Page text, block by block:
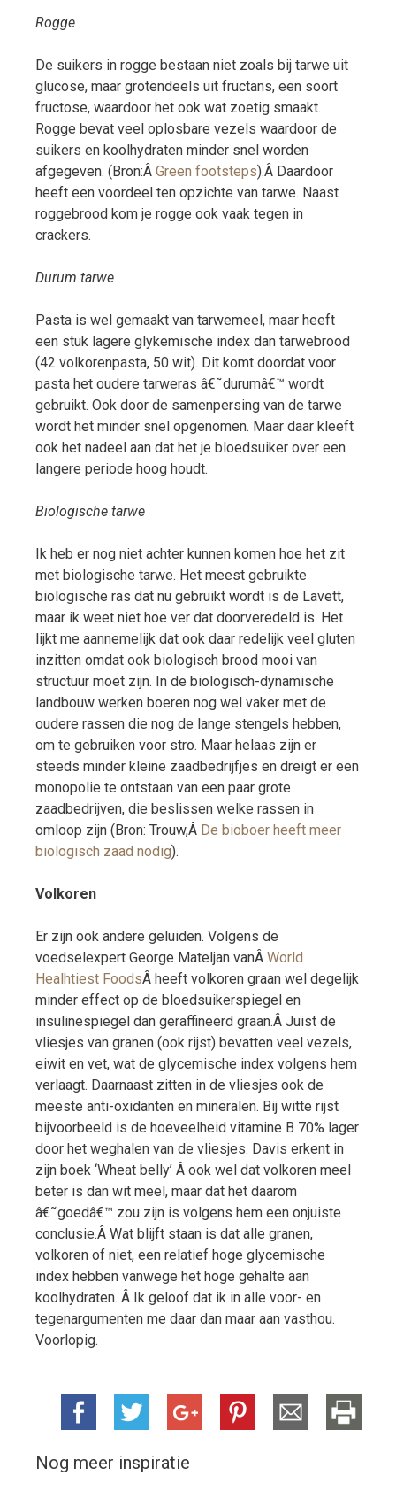
Rogge
De suikers in rogge bestaan niet zoals bij tarwe uit
glucose, maar grotendeels uit fructans, een soort
fructose, waardoor het ook wat zoetig smaakt.
Rogge bevat veel oplosbare vezels waardoor de
suikers en koolhydraten minder snel worden
afgegeven. (Bron:Â Green footsteps).Â Daardoor
heeft een voordeel ten opzichte van tarwe. Naast
roggebrood kom je rogge ook vaak tegen in
crackers.
Durum tarwe
Pasta is wel gemaakt van tarwemeel, maar heeft
een stuk lagere glykemische index dan tarwebrood
(42 volkorenpasta, 50 wit). Dit komt doordat voor
pasta het oudere tarweras â€˜durumâ€™ wordt
gebruikt. Ook door de samenpersing van de tarwe
wordt het minder snel opgenomen. Maar daar kleeft
ook het nadeel aan dat het je bloedsuiker over een
langere periode hoog houdt.
Biologische tarwe
Ik heb er nog niet achter kunnen komen hoe het zit
met biologische tarwe. Het meest gebruikte
biologische ras dat nu gebruikt wordt is de Lavett,
maar ik weet niet hoe ver dat doorveredeld is. Het
lijkt me aannemelijk dat ook daar redelijk veel gluten
inzitten omdat ook biologisch brood mooi van
structuur moet zijn. In de biologisch-dynamische
landbouw werken boeren nog wel vaker met de
oudere rassen die nog de lange stengels hebben,
om te gebruiken voor stro. Maar helaas zijn er
steeds minder kleine zaadbedrijfjes en dreigt er een
monopolie te ontstaan van een paar grote
zaadbedrijven, die beslissen welke rassen in
omloop zijn (Bron: Trouw,Â De bioboer heeft meer
biologisch zaad nodig).
Volkoren
Er zijn ook andere geluiden. Volgens de
voedselexpert George Mateljan vanÂ World
Healhtiest FoodsÂ heeft volkoren graan wel degelijk
minder effect op de bloedsuikerspiegel en
insulinespiegel dan geraffineerd graan.Â Juist de
vliesjes van granen (ook rijst) bevatten veel vezels,
eiwit en vet, wat de glycemische index volgens hem
verlaagt. Daarnaast zitten in de vliesjes ook de
meeste anti-oxidanten en mineralen. Bij witte rijst
bijvoorbeeld is de hoeveelheid vitamine B 70% lager
door het weghalen van de vliesjes. Davis erkent in
zijn boek ‘Wheat belly’ Â ook wel dat volkoren meel
beter is dan wit meel, maar dat het daarom
â€˜goedâ€™ zou zijn is volgens hem een onjuiste
conclusie.Â Wat blijft staan is dat alle granen,
volkoren of niet, een relatief hoge glycemische
index hebben vanwege het hoge gehalte aan
koolhydraten. Â Ik geloof dat ik in alle voor- en
tegenargumenten me daar dan maar aan vasthou.
Voorlopig.
Nog meer inspiratie